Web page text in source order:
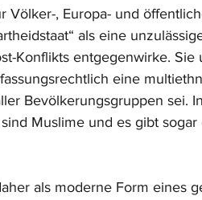
Völker-, Europa- und
als eine
Konflikts entgegenwirke. Sie
eine
Bevölkerungsgruppen sei.
Muslime und es gibt sogar
als moderne Form eines